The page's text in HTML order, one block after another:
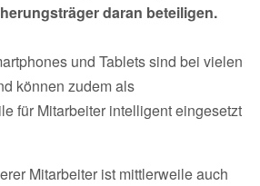
daran beteiligen.
und Tablets sind bei vielen
können zudem als
für Mitarbeiter intelligent eingesetzt
Mitarbeiter ist mittlerweile auch